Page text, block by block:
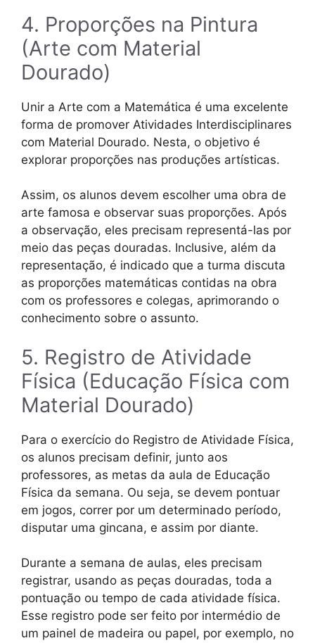
4. Proporções na Pintura
(Arte com Material
Dourado)
Unir a Arte com a Matemática é uma excelente
forma de promover Atividades Interdisciplinares
com Material Dourado. Nesta, o objetivo é
explorar proporções nas produções artísticas.
Assim, os alunos devem escolher uma obra de
arte famosa e observar suas proporções. Após
a observação, eles precisam representá-las por
meio das peças douradas. Inclusive, além da
representação, é indicado que a turma discuta
as proporções matemáticas contidas na obra
com os professores e colegas, aprimorando o
conhecimento sobre o assunto.
5. Registro de Atividade
Física (Educação Física com
Material Dourado)
Para o exercício do Registro de Atividade Física,
os alunos precisam definir, junto aos
professores, as metas da aula de Educação
Física da semana. Ou seja, se devem pontuar
em jogos, correr por um determinado período,
disputar uma gincana, e assim por diante.
Durante a semana de aulas, eles precisam
registrar, usando as peças douradas, toda a
pontuação ou tempo de cada atividade física.
Esse registro pode ser feito por intermédio de
um painel de madeira ou papel, por exemplo, no